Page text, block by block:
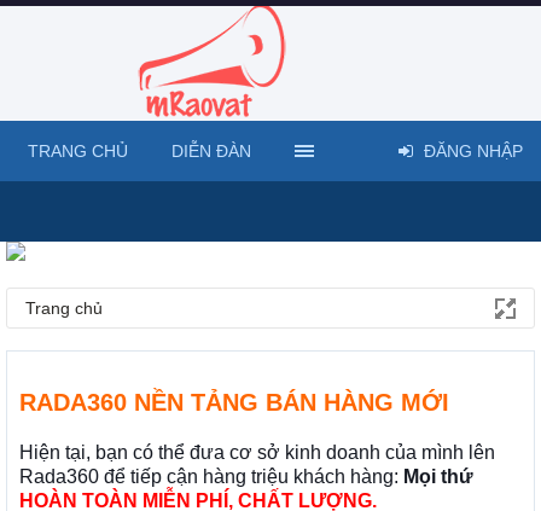
Trang chủ
RADA360 NỀN TẢNG BÁN HÀNG MỚI
Hiện tại, bạn có thể đưa cơ sở kinh doanh của mình lên
Rada360 để tiếp cận hàng triệu khách hàng: Mọi thứ
HOÀN TOÀN MIỄN PHÍ, CHẤT LƯỢNG.
TRANG CHỦ DIỄN ĐÀN ĐĂNG NHẬP